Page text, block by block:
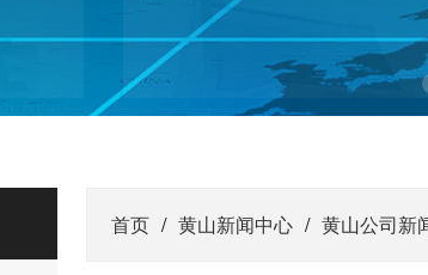
首页 / 黄山新闻中心 / 黄山公司新